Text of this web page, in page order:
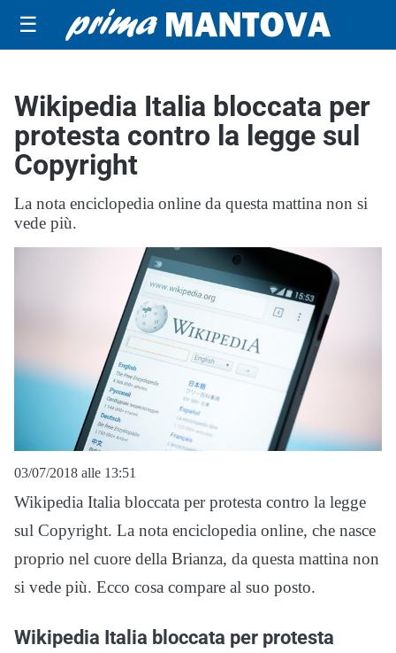
☰
Wikipedia Italia bloccata per
protesta contro la legge sul
Copyright
La nota enciclopedia online da questa mattina non si
vede più.
03/07/2018 alle 13:51
Wikipedia Italia bloccata per protesta contro la legge
sul Copyright. La nota enciclopedia online, che nasce
proprio nel cuore della Brianza, da questa mattina non
si vede più. Ecco cosa compare al suo posto.
Wikipedia Italia bloccata per protesta